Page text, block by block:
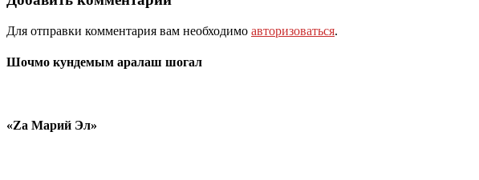
Для отправки комментария вам необходимо авторизоваться.
Шочмо кундемым аралаш шогал
«Zа Марий Эл»